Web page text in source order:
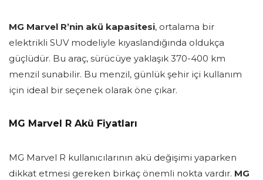
MG Marvel R’nin akü kapasitesi, ortalama bir
elektrikli SUV modeliyle kıyaslandığında oldukça
güçlüdür. Bu araç, sürücüye yaklaşık 370-400 km
menzil sunabilir. Bu menzil, günlük şehir içi kullanım
için ideal bir seçenek olarak öne çıkar.
MG Marvel R Akü Fiyatları
MG Marvel R kullanıcılarının akü değişimi yaparken
dikkat etmesi gereken birkaç önemli nokta vardır. MG